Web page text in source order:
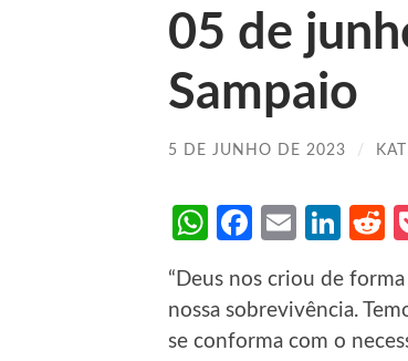
05 de
Sampaio
5 DE JUNHO DE 2023 /
WhatsApp
Facebook
Email
“Deus nos criou de
nossa sobrevivência.
se conforma com o